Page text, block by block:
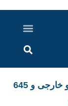
کشف 516 لیتر مشروبات الکلی داخلی و خارجی و 645